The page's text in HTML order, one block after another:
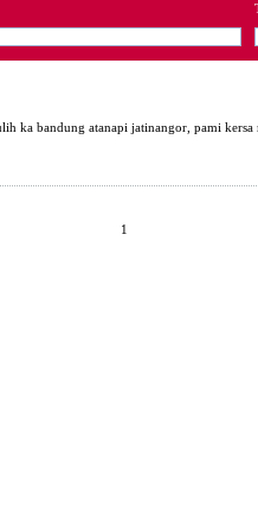
ka bandung atanapi jatinangor, pami kersa
1